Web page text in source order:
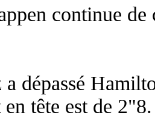
continue
dépassé
tête est de 2"8.